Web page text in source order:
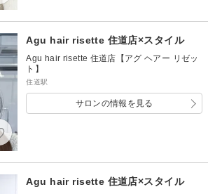
Agu hair risette 住道店×スタイル
Agu hair risette 住道店【アグ ヘアー リゼッ
ト】
住道駅
サロンの情報を見る
Agu hair risette 住道店×スタイル